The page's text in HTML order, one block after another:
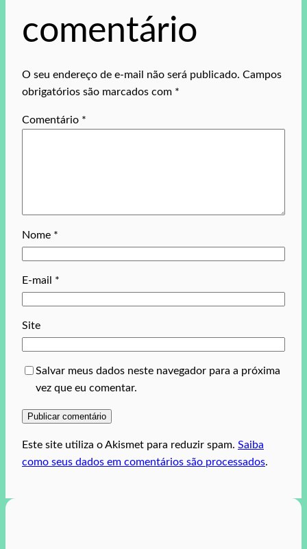
comentário
O seu endereço de e-mail não será publicado. Campos
obrigatórios são marcados com *
Comentário *
Nome *
E-mail *
Site
Salvar meus dados neste navegador para a próxima
vez que eu comentar.
Este site utiliza o Akismet para reduzir spam. Saiba
como seus dados em comentários são processados.